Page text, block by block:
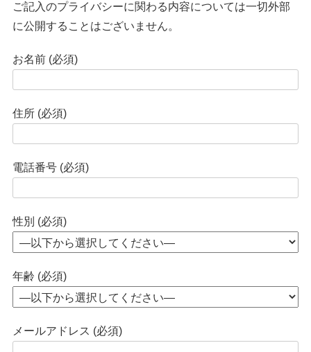
ご記入のプライバシーに関わる内容については一切外部
に公開することはございません。
お名前 (必須)
住所 (必須)
電話番号 (必須)
性別 (必須)
年齢 (必須)
メールアドレス (必須)